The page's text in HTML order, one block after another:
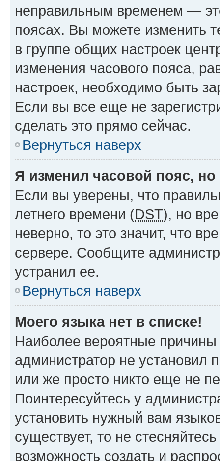
неправильным временем —
поясах. Вы можете изменить
в группе общих настроек
изменения часового пояса,
настроек, необходимо быть
Если вы все еще не
сделать это прямо сейчас.
Вернуться наверх
Я изменил часовой пояс,
Если вы уверены, что
летнего времени (DST), но
неверно, то это значит, что
сервере. Сообщите
устранил ее.
Вернуться наверх
Моего языка нет в списке!
Наиболее вероятные причины
администратор не установил
или же просто никто еще не
Поинтересуйтесь у
установить нужный вам
существует, то не
возможность создать и